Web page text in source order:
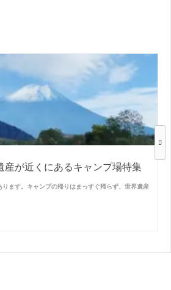
産が近くにあるキャンプ場特集
ります。キャンプの帰りはまっすぐ帰らず、世界遺産